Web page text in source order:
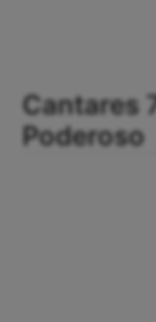
Cantares
Poderoso